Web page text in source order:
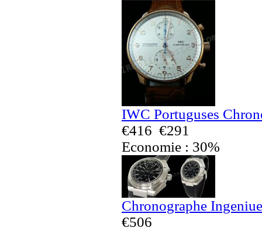
IWC Portuguses
€416 €291
Economie : 30%
Chronographe
€506